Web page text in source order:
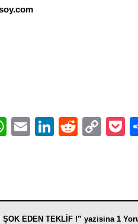
WhatsApp
EmailLinkedIn
Reddit
ŞOK EDEN TEKLİF !” yazisina 1